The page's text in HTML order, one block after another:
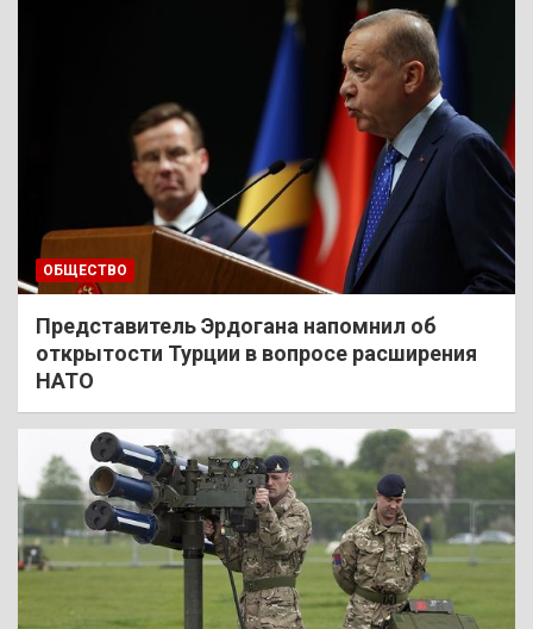
ОБЩЕСТВО
Представитель Эрдогана напомнил об
открытости Турции в вопросе расширения
НАТО